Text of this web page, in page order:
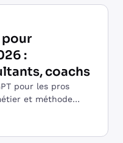
pour
:
coachs
pour les pros
et méthode
IA en 2h.